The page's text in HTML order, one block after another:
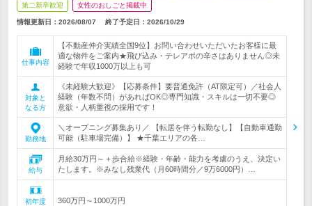
第二新卒歓迎 女性のおしごと掲載中
情報更新日：2026/08/07 終了予定日： 2026/10/29
仕事内容
【不動産仲介実績全国9位】お問い合わせいただいたお客様に最
適な物件をご案内★飛び込み・テレアポの辛さはありません◎未
経験で年収1000万以上も可
対象と
なる方
《未経験大歓迎》【応募条件】要普通免許（AT限定可）／社会人
経験（年数不問）があればOK◎専門知識・スキルは一切不要◎
意欲・人柄重視の採用です！
勤務地
＼オープニング募集あり／ 【転居を伴う転勤なし】【自動車通勤
可能（駐車場完備）】 ★千葉エリアの各…
給与
月給30万円～＋歩合給※経験・年齢・能力を考慮のうえ、決定い
たします。※みなし残業代（月60時間分／9万6000円）…
初年度
360万円～1000万円